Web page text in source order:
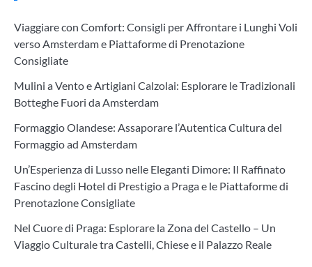
Viaggiare con Comfort: Consigli per Affrontare i Lunghi Voli
verso Amsterdam e Piattaforme di Prenotazione
Consigliate
Mulini a Vento e Artigiani Calzolai: Esplorare le Tradizionali
Botteghe Fuori da Amsterdam
Formaggio Olandese: Assaporare l’Autentica Cultura del
Formaggio ad Amsterdam
Un’Esperienza di Lusso nelle Eleganti Dimore: Il Raffinato
Fascino degli Hotel di Prestigio a Praga e le Piattaforme di
Prenotazione Consigliate
Nel Cuore di Praga: Esplorare la Zona del Castello – Un
Viaggio Culturale tra Castelli, Chiese e il Palazzo Reale